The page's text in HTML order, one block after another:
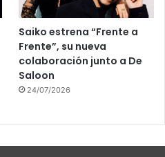
Saiko estrena “Frente a
Frente”, su nueva
colaboración junto a De
Saloon
24/07/2026